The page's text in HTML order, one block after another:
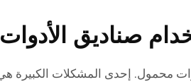
صناديق الأدوات
محمول. إحدى المشكلات الكبيرة